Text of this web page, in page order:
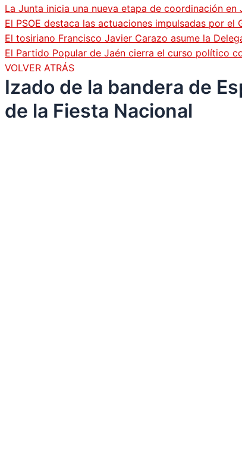
La Junta inicia una nueva etapa de coordinación
El PSOE destaca las actuaciones impulsadas por
El tosiriano Francisco Javier Carazo asume la
El Partido Popular de Jaén cierra el curso político
VOLVER ATRÁS
Izado de la bandera de
de la Fiesta Nacional